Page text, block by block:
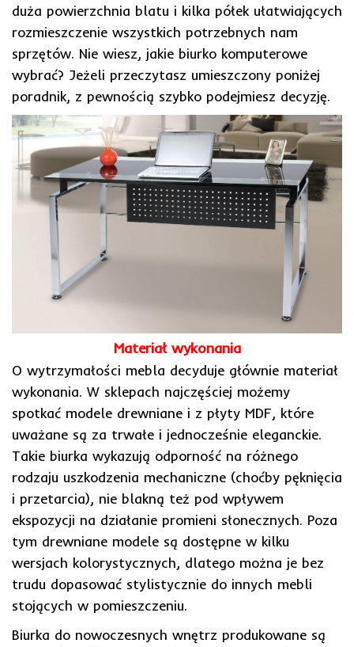
duża powierzchnia blatu i kilka półek ułatwiających
rozmieszczenie wszystkich potrzebnych nam
sprzętów. Nie wiesz, jakie biurko komputerowe
wybrać? Jeżeli przeczytasz umieszczony poniżej
poradnik, z pewnością szybko podejmiesz decyzję.
Materiał wykonania
O wytrzymałości mebla decyduje głównie materiał
wykonania. W sklepach najczęściej możemy
spotkać modele drewniane i z płyty MDF, które
uważane są za trwałe i jednocześnie eleganckie.
Takie biurka wykazują odporność na różnego
rodzaju uszkodzenia mechaniczne (choćby pęknięcia
i przetarcia), nie blakną też pod wpływem
ekspozycji na działanie promieni słonecznych. Poza
tym drewniane modele są dostępne w kilku
wersjach kolorystycznych, dlatego można je bez
trudu dopasować stylistycznie do innych mebli
stojących w pomieszczeniu.
Biurka do nowoczesnych wnętrz produkowane są